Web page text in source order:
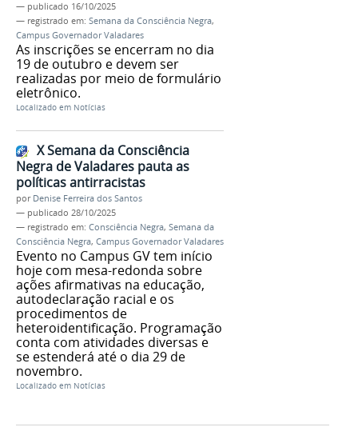
— publicado 16/10/2025
— registrado em: Semana da Consciência Negra,
Campus Governador Valadares
As inscrições se encerram no dia
19 de outubro e devem ser
realizadas por meio de formulário
eletrônico.
Localizado em Notícias
X Semana da Consciência
Negra de Valadares pauta as
políticas antirracistas
por Denise Ferreira dos Santos
— publicado 28/10/2025
— registrado em: Consciência Negra, Semana da
Consciência Negra, Campus Governador Valadares
Evento no Campus GV tem início
hoje com mesa-redonda sobre
ações afirmativas na educação,
autodeclaração racial e os
procedimentos de
heteroidentificação. Programação
conta com atividades diversas e
se estenderá até o dia 29 de
novembro.
Localizado em Notícias